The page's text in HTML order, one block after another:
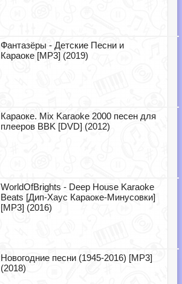
Фантазёры - Детские Песни и
Караоке [MP3] (2019)
Караоке. Mix Karaoke 2000 песен для
плееров BBK [DVD] (2012)
WorldOfBrights - Deep House Karaoke
Beats [Дип-Хаус Караоке-Минусовки]
[MP3] (2016)
Новогодние песни (1945-2016) [MP3]
(2018)